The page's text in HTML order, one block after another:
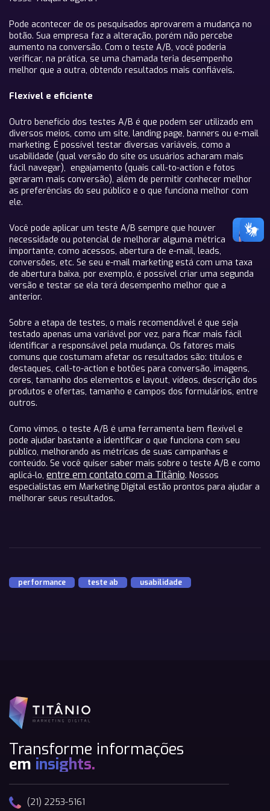
Pode acontecer de os pesquisados aprovarem a mudança no
botão. Sua empresa faz a alteração, porém não percebe
aumento na conversão. Com o teste A/B, você poderia
verificar, na prática, se uma chamada teria desempenho
melhor que a outra, obtendo resultados mais confiáveis.
Flexível e eficiente
Outro benefício dos testes A/B é que podem ser utilizado em
diversos meios, como um site, landing page, banners ou e-mail
marketing. É possível testar diversas variáveis, como a
usabilidade (qual versão do site os usuários acharam mais
fácil navegar), engajamento (quais call-to-action e fotos
geraram mais conversão), além de permitir conhecer melhor
as preferências do seu público e o que funciona melhor com
ele.
Você pode aplicar um teste A/B sempre que houver
necessidade ou potencial de melhorar alguma métrica
importante, como acessos, abertura de e-mail, leads,
conversões, etc. Se seu e-mail marketing está com uma taxa
de abertura baixa, por exemplo, é possível criar uma segunda
versão e testar se ela terá desempenho melhor que a
anterior.
Sobre a etapa de testes, o mais recomendável é que seja
testado apenas uma variável por vez, para ficar mais fácil
identificar a responsável pela mudança. Os fatores mais
comuns que costumam afetar os resultados são: títulos e
destaques, call-to-action e botões para conversão, imagens,
cores, tamanho dos elementos e layout, vídeos, descrição dos
produtos e ofertas, tamanho e campos dos formulários, entre
outros.
Como vimos, o teste A/B é uma ferramenta bem flexível e
pode ajudar bastante a identificar o que funciona com seu
público, melhorando as métricas de suas campanhas e
conteúdo. Se você quiser saber mais sobre o teste A/B e como
aplicá-lo, entre em contato com a Titânio. Nossos
especialistas em Marketing Digital estão prontos para ajudar a
melhorar seus resultados.
performance teste ab usabilidade
Transforme informações
em insights.
(21) 2253-5161